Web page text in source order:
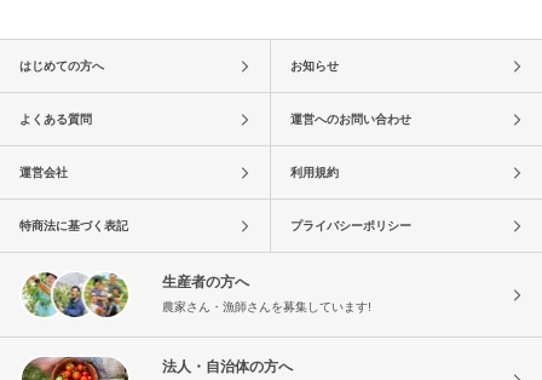
はじめての方へ お知らせ
よくある質問 運営へのお問い合わせ
運営会社 利用規約
特商法に基づく表記 プライバシーポリシー
生産者の方へ
農家さん・漁師さんを募集しています!
法人・自治体の方へ